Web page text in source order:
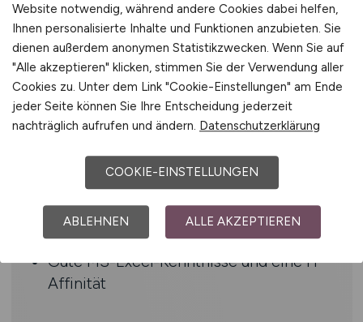
Wirtschaftswissenschaften mit
Schwerpunkt Finanzen/Controlling oder
vergleichbare Qualifikation; alternativ
eine abgeschlossene kaufmännische
Ausbildung
Profunde Berufserfahrung im
Controlling
Ausgeprägte analytische Fähigkeiten
Einsatzbereitschaft und Teamgeist
Strukturierte, selbständige und
proaktive Arbeitsweise
Gute MS-Excel-Kenntnisse und eine IT
Affinität
Website notwendig, während andere Cookies dabei helfen,
Ihnen personalisierte Inhalte und Funktionen anzubieten. Sie
dienen außerdem anonymen Statistikzwecken. Wenn Sie auf
"Alle akzeptieren" klicken, stimmen Sie der Verwendung aller
Cookies zu. Unter dem Link "Cookie-Einstellungen" am Ende
jeder Seite können Sie Ihre Entscheidung jederzeit
nachträglich aufrufen und ändern. Datenschutzerklärung
COOKIE-EINSTELLUNGEN
ABLEHNEN ALLE AKZEPTIEREN